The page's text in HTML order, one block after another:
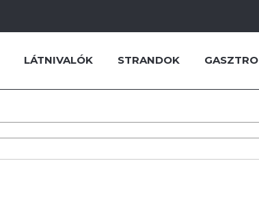
LÁTNIVALÓK STRANDOK GASZTRO